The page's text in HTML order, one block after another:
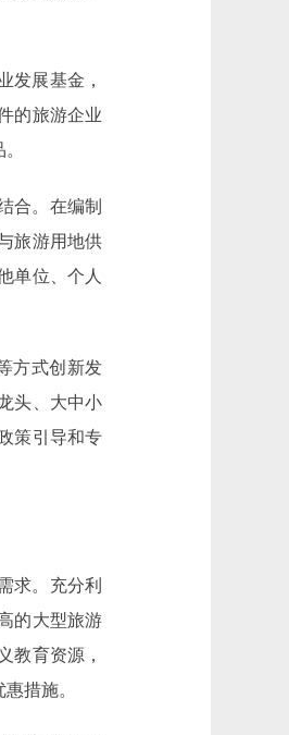
发展基金，
的旅游企业
合。在编制
旅游用地供
单位、个人
方式创新发
头、大中小
策引导和专
求。充分利
的大型旅游
教育资源，
措施。